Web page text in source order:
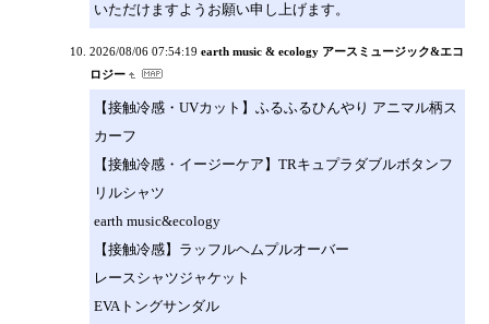
いただけますようお願い申し上げます。
2026/08/06 07:54:19 earth music & ecology アースミュージック&エコ
ロジー
【接触冷感・UVカット】ふるふるひんやり アニマル柄ス
カーフ
【接触冷感・イージーケア】TRキュプラダブルボタンフ
リルシャツ
earth music&ecology
【接触冷感】ラッフルヘムプルオーバー
レースシャツジャケット
EVAトングサンダル